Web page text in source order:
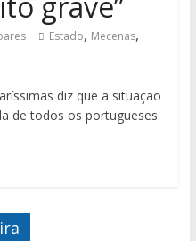
Estado, Mecenas,
diz que a situação
de todos os portugueses